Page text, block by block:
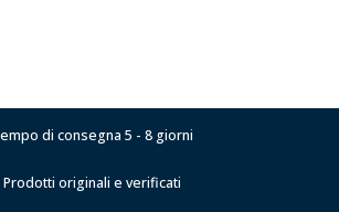
di consegna 5 - 8 giorni
Prodotti originali e verificati